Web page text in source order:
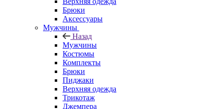
Брюки
Аксессуары
Мужчины
Назад
Мужчины
Костюмы
Комплекты
Брюки
Пиджаки
Верхняя одежда
Трикотаж
Джемпера